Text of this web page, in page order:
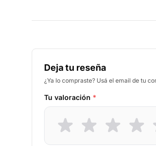
Deja tu reseña
¿Ya lo compraste? Usá el email de tu
Tu valoración *